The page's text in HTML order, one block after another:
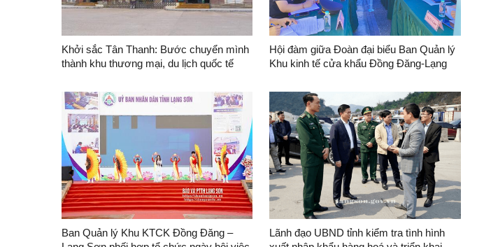
Khởi sắc Tân Thanh: Bước chuyển mình
thành khu thương mại, du lịch quốc tế
Hội đàm giữa Đoàn đại biểu Ban Quản lý
Khu kinh tế cửa khẩu Đồng Đăng-Lạng
phủ nhân dân thị Bằng Tường (Trung
Quốc)
Ban Quản lý Khu KTCK Đồng Đăng –
Lãnh đạo UBND tỉnh kiểm tra tình hình